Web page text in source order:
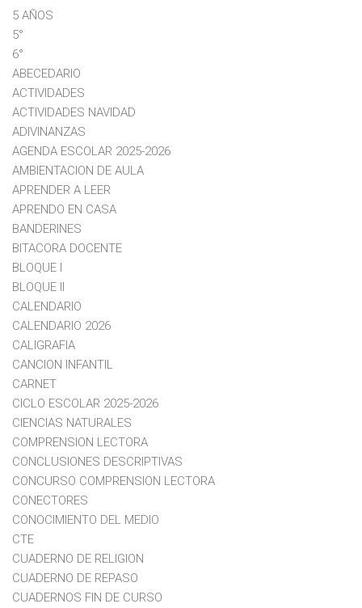
5 AÑOS
5°
6°
ABECEDARIO
ACTIVIDADES
ACTIVIDADES NAVIDAD
ADIVINANZAS
AGENDA ESCOLAR 2025-2026
AMBIENTACION DE AULA
APRENDER A LEER
APRENDO EN CASA
BANDERINES
BITACORA DOCENTE
BLOQUE I
BLOQUE II
CALENDARIO
CALENDARIO 2026
CALIGRAFIA
CANCION INFANTIL
CARNET
CICLO ESCOLAR 2025-2026
CIENCIAS NATURALES
COMPRENSION LECTORA
CONCLUSIONES DESCRIPTIVAS
CONCURSO COMPRENSION LECTORA
CONECTORES
CONOCIMIENTO DEL MEDIO
CTE
CUADERNO DE RELIGION
CUADERNO DE REPASO
CUADERNOS FIN DE CURSO